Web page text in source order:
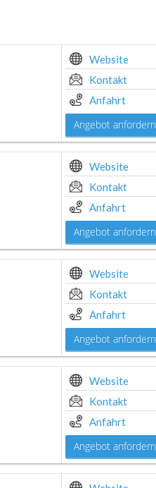
Website
Kontakt
Anfahrt
Angebot anfordern
Website
Kontakt
Anfahrt
Angebot anfordern
Website
Kontakt
Anfahrt
Angebot anfordern
Website
Kontakt
Anfahrt
Angebot anfordern